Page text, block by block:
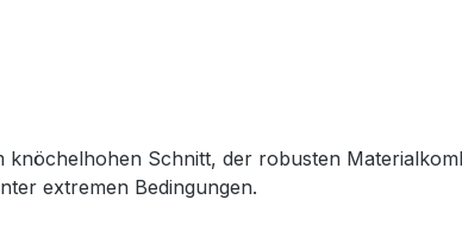
Schnitt, der robusten
extremen Bedingungen.